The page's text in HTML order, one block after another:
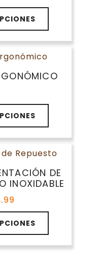
DE
INOXIDABLE